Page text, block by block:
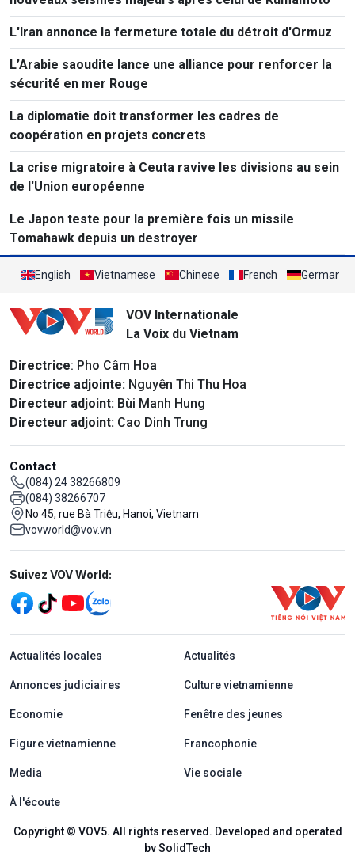
L'Iran annonce la fermeture totale du détroit d'Ormuz
L’Arabie saoudite lance une alliance pour renforcer la
sécurité en mer Rouge
La diplomatie doit transformer les cadres de
coopération en projets concrets
La crise migratoire à Ceuta ravive les divisions au sein
de l'Union européenne
Le Japon teste pour la première fois un missile
Tomahawk depuis un destroyer
English Vietnamese Chinese French German
VOV Internationale
La Voix du Vietnam
Directrice: Pho Câm Hoa
Directrice adjointe: Nguyên Thi Thu Hoa
Directeur adjoint: Bùi Manh Hung
Directeur adjoint: Cao Dinh Trung
Contact
(084) 24 38266809
(084) 38266707
No 45, rue Bà Triệu, Hanoi, Vietnam
vovworld@vov.vn
Mạng xã hội
Suivez VOV World:
menu footer tiếng Pháp
Actualités locales Actualités
Annonces judiciaires Culture vietnamienne
Economie Fenêtre des jeunes
Figure vietnamienne Francophonie
Media Vie sociale
À l'écoute
Copyright © VOV5. All rights reserved. Developed and operated
by SolidTech